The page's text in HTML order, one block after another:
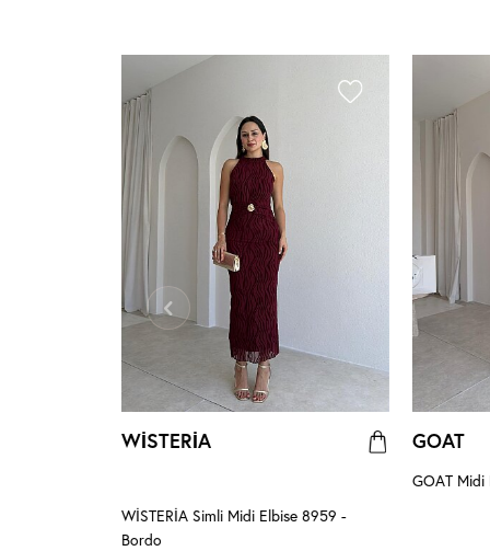
WİSTERİA
WİSTERİA Simli Midi Elbise 8959 -
Bordo
GOAT
GOAT Midi